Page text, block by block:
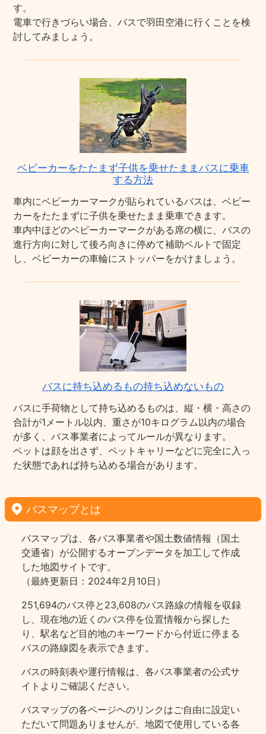
す。
電車で行きづらい場合、バスで羽田空港に行くことを検
討してみましょう。
ベビーカーをたたまず子供を乗せたままバスに乗車
する方法
車内にベビーカーマークが貼られているバスは、ベビー
カーをたたまずに子供を乗せたまま乗車できます。
車内中ほどのベビーカーマークがある席の横に、バスの
進行方向に対して後ろ向きに停めて補助ベルトで固定
し、ベビーカーの車輪にストッパーをかけましょう。
バスに持ち込めるもの持ち込めないもの
バスに手荷物として持ち込めるものは、縦・横・高さの
合計が1メートル以内、重さが10キログラム以内の場合
が多く、バス事業者によってルールが異なります。
ペットは顔を出さず、ペットキャリーなどに完全に入っ
た状態であれば持ち込める場合があります。
バスマップとは
バスマップは、各バス事業者や国土数値情報（国土
交通省）が公開するオープンデータを加工して作成
した地図サイトです。
（最終更新日：2024年2月10日）
251,694のバス停と23,608のバス路線の情報を収録
し、現在地の近くのバス停を位置情報から探した
り、駅名など目的地のキーワードから付近に停まる
バスの路線図を表示できます。
バスの時刻表や運行情報は、各バス事業者の公式サ
イトよりご確認ください。
バスマップの各ページヘのリンクはご自由に設定い
ただいて問題ありませんが、地図で使用している各